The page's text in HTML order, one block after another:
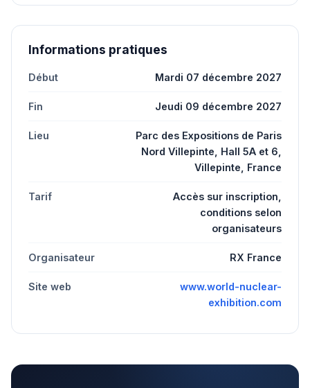
Informations pratiques
Début Mardi 07 décembre 2027
Fin Jeudi 09 décembre 2027
Lieu
Parc des Expositions de Paris
Nord Villepinte, Hall 5A et 6,
Villepinte, France
Tarif
Accès sur inscription,
conditions selon
organisateurs
Organisateur RX France
Site web
www.world-nuclear-
exhibition.com